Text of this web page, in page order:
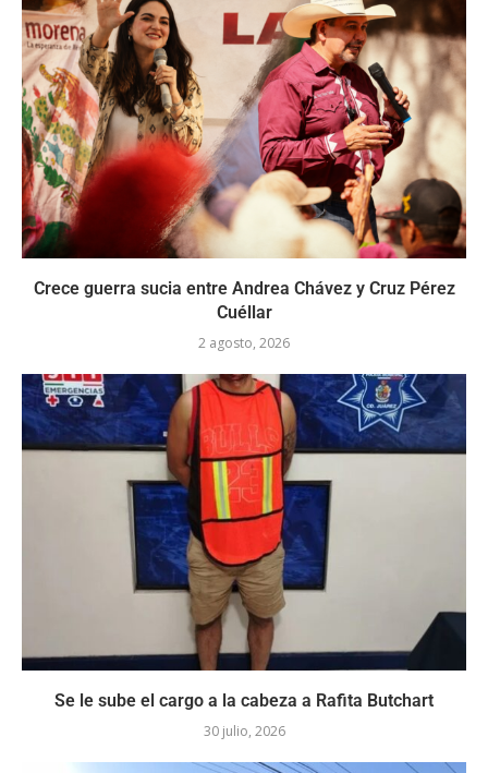
Crece guerra sucia entre Andrea Chávez y Cruz Pérez
Cuéllar
2 agosto, 2026
Se le sube el cargo a la cabeza a Rafita Butchart
30 julio, 2026